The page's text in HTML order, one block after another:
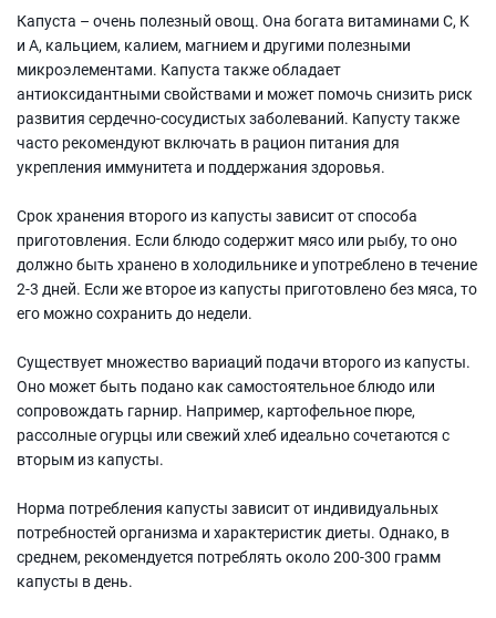
Капуста – очень полезный овощ. Она богата витаминами C, K
и А, кальцием, калием, магнием и другими полезными
микроэлементами. Капуста также обладает
антиоксидантными свойствами и может помочь снизить риск
развития сердечно-сосудистых заболеваний. Капусту также
часто рекомендуют включать в рацион питания для
укрепления иммунитета и поддержания здоровья.
Срок хранения второго из капусты зависит от способа
приготовления. Если блюдо содержит мясо или рыбу, то оно
должно быть хранено в холодильнике и употреблено в течение
2-3 дней. Если же второе из капусты приготовлено без мяса, то
его можно сохранить до недели.
Существует множество вариаций подачи второго из капусты.
Оно может быть подано как самостоятельное блюдо или
сопровождать гарнир. Например, картофельное пюре,
рассолные огурцы или свежий хлеб идеально сочетаются с
вторым из капусты.
Норма потребления капусты зависит от индивидуальных
потребностей организма и характеристик диеты. Однако, в
среднем, рекомендуется потреблять около 200-300 грамм
капусты в день.